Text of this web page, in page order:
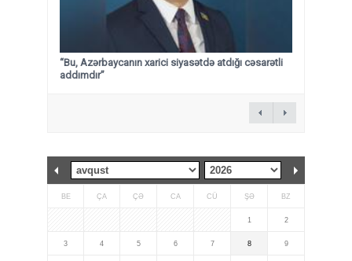
“Bu, Azərbaycanın xarici siyasətdə atdığı cəsarətli
addımdır”
BE ÇA ÇƏ CA CÜ ŞƏ BZ
1 2
3 4 5 6 7 8 9